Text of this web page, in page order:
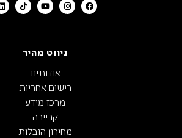
ניווט מהיר
אודותינו
רישום אחריות
מרכז מידע
קריירה
מחירון הובלות